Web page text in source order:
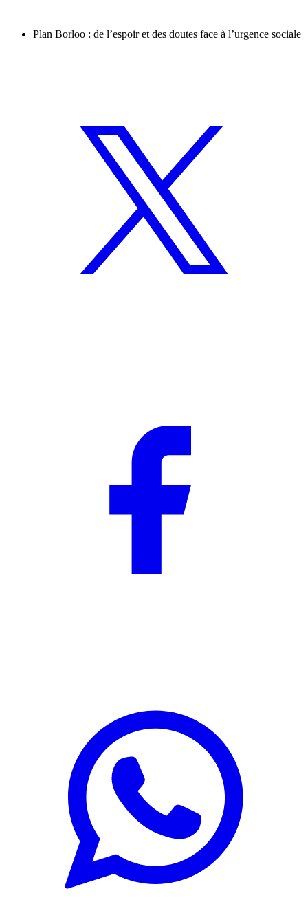
Plan Borloo : de l’espoir et des doutes face à l’urgence sociale